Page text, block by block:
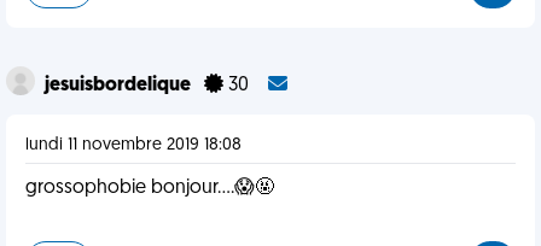
jesuisbordelique 30
lundi 11 novembre 2019 18:08
grossophobie bonjour....😱🤬